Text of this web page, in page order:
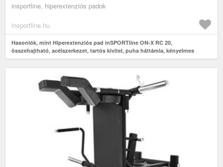
insportline, hiperextenziós padok
insportline.hu
Hasonlók, mint Hiperextenziós pad inSPORTline ON-X RC 20,
összehajtható, acélszerkezet, tartós kivitel, puha háttámla, kényelmes
habszivacs görgők